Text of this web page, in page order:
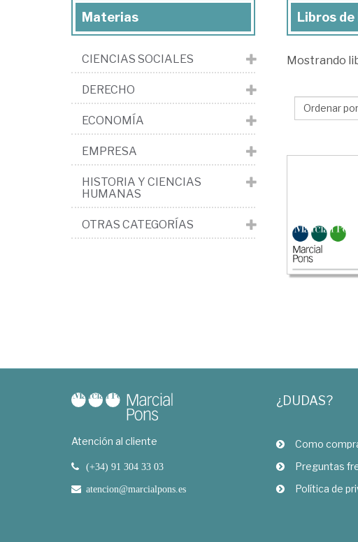
Libros
Pueyo,
Libros de
Mostrando
Materias
CIENCIAS SOCIALES
DERECHO
ECONOMÍA
EMPRESA
HISTORIA Y CIENCIAS
HUMANAS
OTRAS CATEGORÍAS
Atención al cliente
(+34) 91 304 33 03
atencion@marcialpons.es
¿DUDAS?
Como
Preguntas
Política de